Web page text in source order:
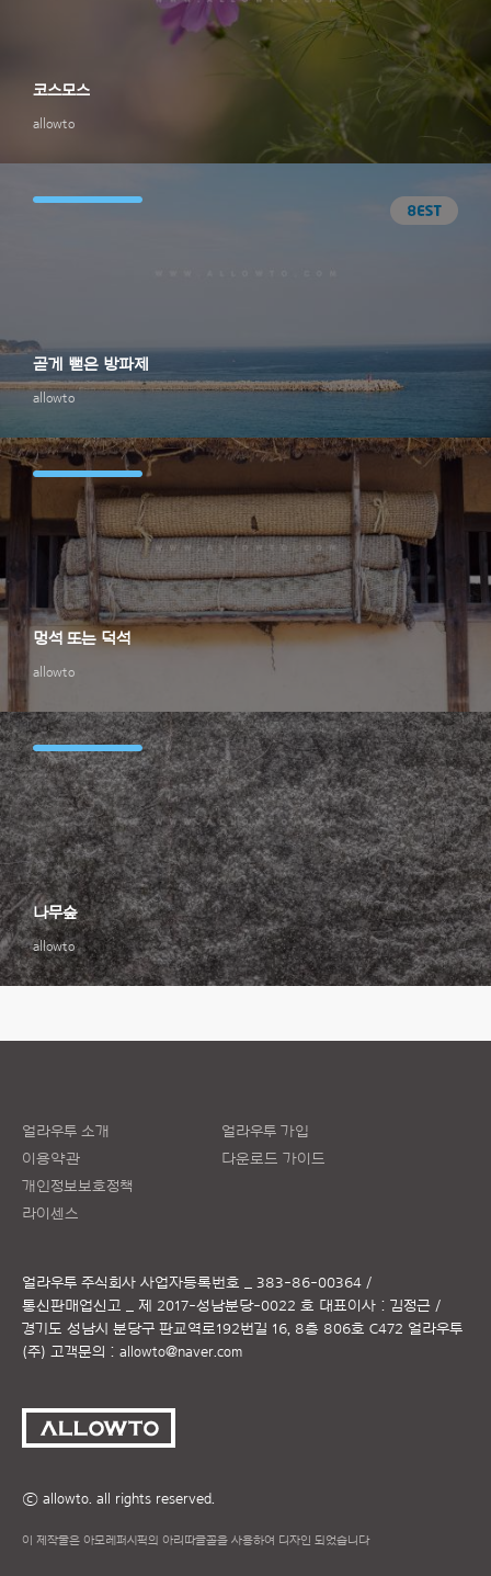
allowto
코스모스
allowto
곧게 뻗은 방파제
allowto
멍석 또는 덕석
allowto
나무숲
얼라우투 소개
이용약관
개인정보보호정책
라이센스
얼라우투 가입
다운로드 가이드
얼라우투 주식회사 사업자등록번호 _ 383-86-00364 /
통신판매업신고 _ 제 2017-성남분당-0022 호 대표이사 : 김정근 /
경기도 성남시 분당구 판교역로192번길 16, 8층 806호 C472 얼라우투
(주) 고객문의 : allowto@naver.com
ⓒ allowto. all rights reserved.
이 제작물은 아모레퍼시픽의 아리따글꼴을 사용하여 디자인 되었습니다